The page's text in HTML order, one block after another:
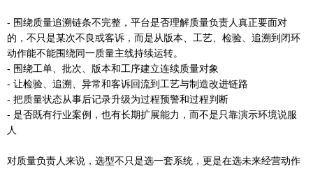
- 围绕质量追溯链条不完整，平台是否理解质量负责人真正要面对
的，不只是某次不良或客诉，而是从版本、工艺、检验、追溯到闭环
动作能不能围绕同一质量主线持续运转。
- 围绕工单、批次、版本和工序建立连续质量对象
- 让检验、追溯、异常和客诉回流到工艺与制造改进链路
- 把质量状态从事后记录升级为过程预警和过程判断
- 是否既有行业案例，也有长期扩展能力，而不是只靠演示环境说服
人
对质量负责人来说，选型不只是选一套系统，更是在选未来经营动作